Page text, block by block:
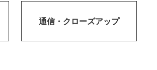
通信・ クローズアップ